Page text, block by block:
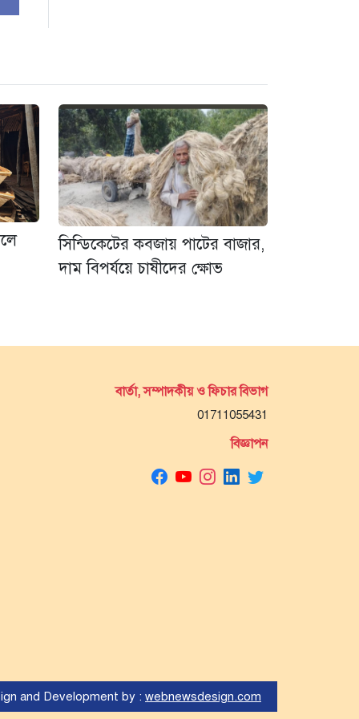
সিন্ডিকেটের কবজায় পাটের বাজার,
দাম বিপর্যয়ে চাষীদের ক্ষোভ
বার্তা, সম্পাদকীয় ও ফিচার বিভাগ
01711055431
বিজ্ঞাপন
and Development by : webnewsdesign.com